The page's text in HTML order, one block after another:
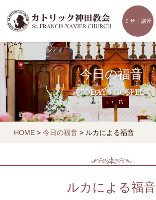
ミサ・講座
今日の福音
TODAY'S GOSPEL
HOME > 今日の福音 > ルカによる福音
ルカによる福音